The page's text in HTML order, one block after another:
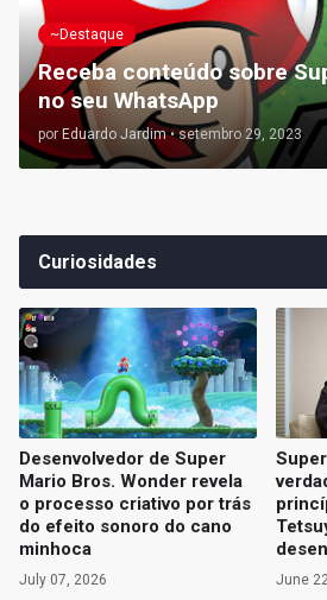
~Destaque
Receba conteúdo sobre
no seu WhatsApp
por Eduardo Jardim • setembro 29, 2023
Curiosidades
Desenvolvedor de Super
Mario Bros. Wonder revela
o processo criativo por trás
do efeito sonoro do cano
minhoca
July 07, 2026 June